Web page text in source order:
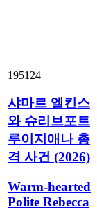
195124
샤마르 엘킨스
와 슈리브포트
루이지애나 총
격 사건 (2026)
Warm-hearted
Polite Rebecca